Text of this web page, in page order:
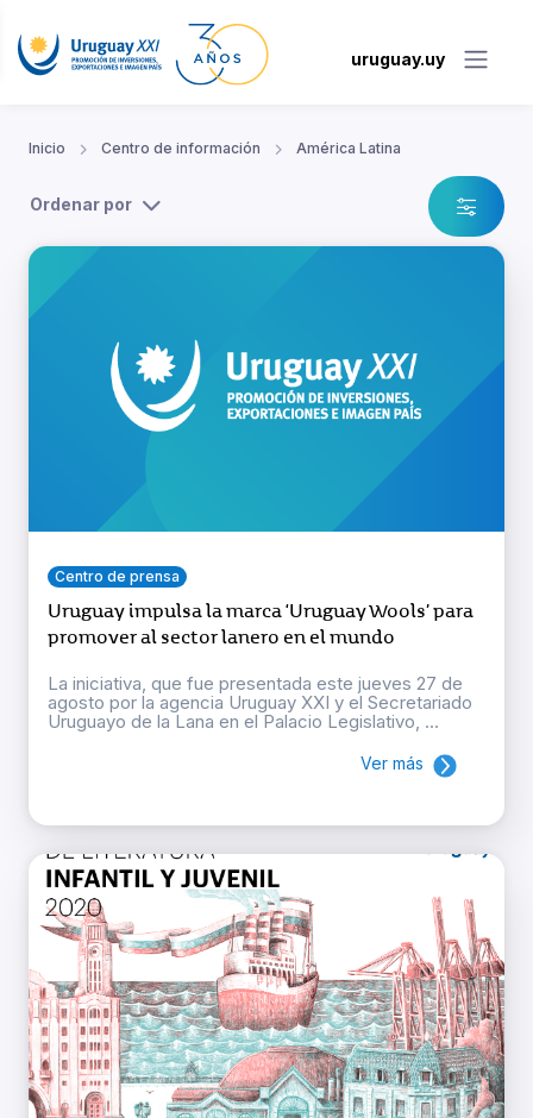
uruguay.uy
Inicio Centro de información América Latina
Ordenar por
Centro de prensa
Uruguay impulsa la marca ‘Uruguay Wools’ para
promover al sector lanero en el mundo
La iniciativa, que fue presentada este jueves 27 de
agosto por la agencia Uruguay XXI y el Secretariado
Uruguayo de la Lana en el Palacio Legislativo, ...
Ver más